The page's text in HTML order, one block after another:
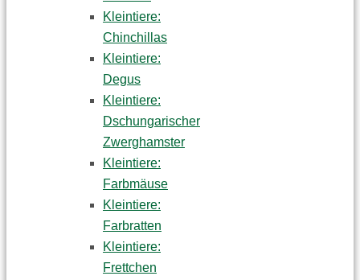
Kleintiere:
Chinchillas
Kleintiere:
Degus
Kleintiere:
Dschungarischer
Zwerghamster
Kleintiere:
Farbmäuse
Kleintiere:
Farbratten
Kleintiere:
Frettchen